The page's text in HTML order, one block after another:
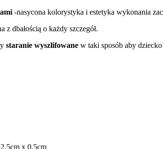
-nasycona kolorystyka i estetyka wykonania
z dbałością o każdy szczegół.
staranie wyszlifowane w taki sposób aby
x 0,5cm